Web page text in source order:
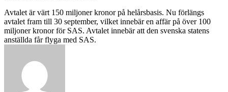
Avtalet är värt 150 miljoner kronor på helårsbasis. Nu förlängs
avtalet fram till 30 september, vilket innebär en affär på över 100
miljoner kronor för SAS. Avtalet innebär att den svenska statens
anställda får flyga med SAS.